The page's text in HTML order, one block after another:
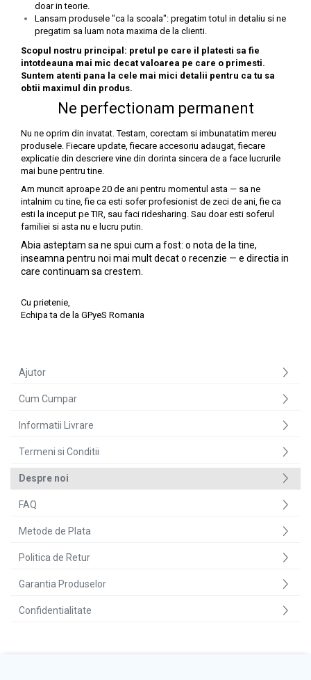
doar in teorie.
Lansam produsele "ca la scoala": pregatim totul in detaliu si ne
pregatim sa luam nota maxima de la clienti.
Scopul nostru principal: pretul pe care il platesti sa fie
intotdeauna mai mic decat valoarea pe care o primesti.
Suntem atenti pana la cele mai mici detalii pentru ca tu sa
obtii maximul din produs.
Ne perfectionam permanent
Nu ne oprim din invatat. Testam, corectam si imbunatatim mereu
produsele. Fiecare update, fiecare accesoriu adaugat, fiecare
explicatie din descriere vine din dorinta sincera de a face lucrurile
mai bune pentru tine.
Am muncit aproape 20 de ani pentru momentul asta — sa ne
intalnim cu tine, fie ca esti sofer profesionist de zeci de ani, fie ca
esti la inceput pe TIR, sau faci ridesharing. Sau doar esti soferul
familiei si asta nu e lucru putin.
Abia asteptam sa ne spui cum a fost: o nota de la tine,
inseamna pentru noi mai mult decat o recenzie — e directia in
care continuam sa crestem.
Cu prietenie,
Echipa ta de la GPyeS Romania
Ajutor
Cum Cumpar
Informatii Livrare
Termeni si Conditii
Despre noi
FAQ
Metode de Plata
Politica de Retur
Garantia Produselor
Confidentialitate